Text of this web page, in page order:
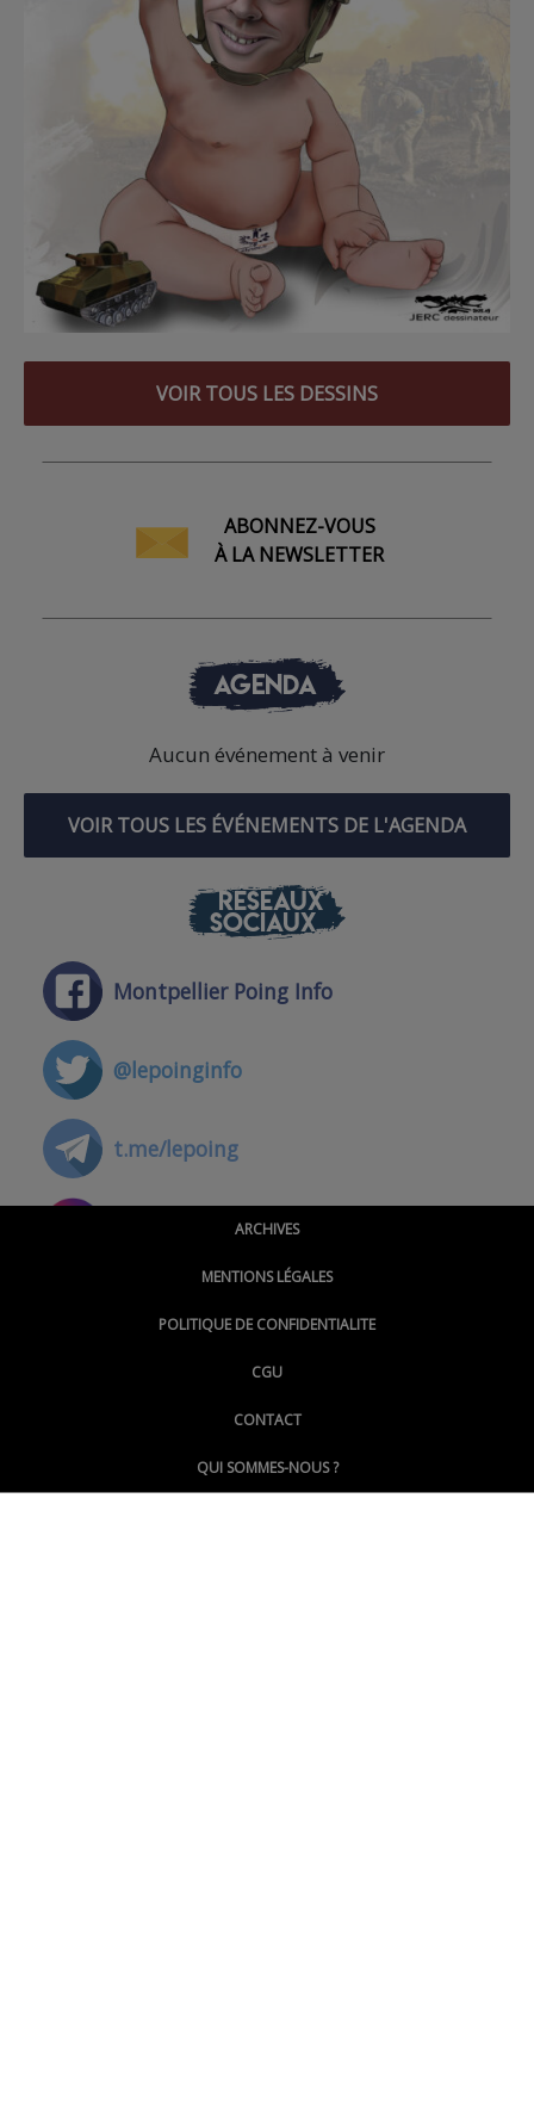
VOIR TOUS LES DESSINS
ABONNEZ-VOUS
À LA NEWSLETTER
AGENDA
Aucun événement à venir
VOIR TOUS LES ÉVÉNEMENTS DE L'AGENDA
RÉSEAUX
SOCIAUX
Montpellier Poing Info
@lepoinginfo
t.me/lepoing
@montpellierpoinginfo
@LePoingMontpellier
ARCHIVES
MENTIONS LÉGALES
POLITIQUE DE CONFIDENTIALITE
CGU
CONTACT
QUI SOMMES-NOUS ?